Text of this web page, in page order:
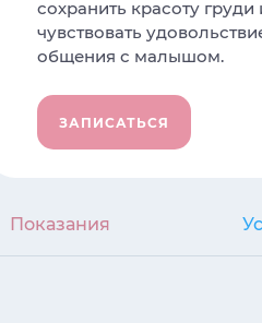
сохранить красоту
чувствовать
общения с малышом.
ЗАПИСАТЬСЯ
Показания